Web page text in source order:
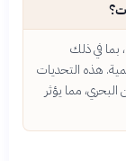
بما في ذلك
هذه التحديات
مما يؤثر